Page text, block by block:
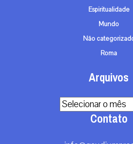
Espiritualidade
Mundo
Não
Roma
Arquivos
Arquivos
Contato